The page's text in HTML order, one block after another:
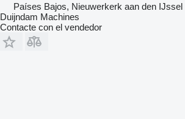
Países Bajos, Nieuwerkerk aan den IJssel
Duijndam Machines
Contacte con el vendedor